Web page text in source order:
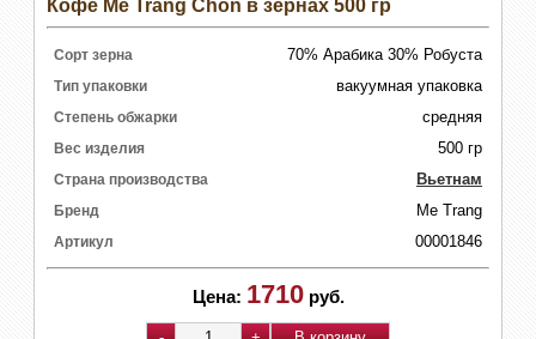
Кофе Me Trang Chon в зернах 500 гр
Сорт зерна 70% Арабика 30% Робуста
Тип упаковки вакуумная упаковка
Степень обжарки средняя
Вес изделия 500 гр
Страна производства Вьетнам
Бренд Me Trang
Артикул 00001846
Цена: 1710 руб.